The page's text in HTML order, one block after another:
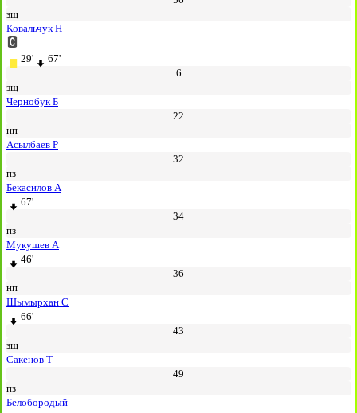
зщ
Ковальчук Н
29'
67'
6
зщ
Чернобук Б
22
нп
Асылбаев Р
32
пз
Бекасилов А
67'
34
пз
Мукушев А
46'
36
нп
Шымырхан С
66'
43
зщ
Сакенов Т
49
пз
Белобородый